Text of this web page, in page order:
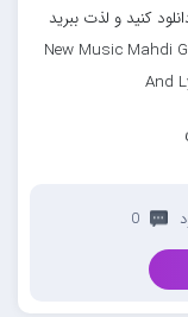
کنید و لذت ببرید
New Music Mahdi
And
0